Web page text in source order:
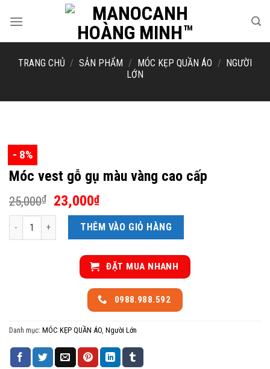
TRANG CHỦ / SẢN PHẨM / MÓC KẸP QUẦN ÁO / NGƯỜI
LỚN
- 8%
Móc vest gỗ gụ màu vàng cao cấp
25,000₫
Giá
gốc
25,000₫.
23,000₫Giá
hiện
tại
là:
23,000₫.
Móc vest gỗ gụ màu vàng cao cấp số lượng
THÊM VÀO GIỎ HÀNG
ĐẶT MUA NHANH
0988.988.592
Danh mục: MÓC KẸP QUẦN ÁO, Người Lớn